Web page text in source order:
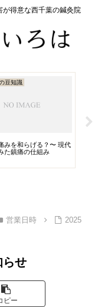
が得意な西千葉の鍼灸院
豆知識
みを和らげる？〜 現代
た鎮痛の仕組み
営業日時
2025
らせ
ピー